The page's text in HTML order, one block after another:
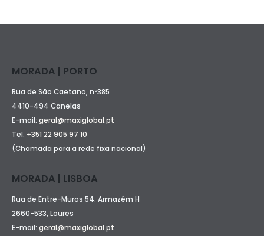
MORADA | PORTO
Rua de São Caetano, nº385
4410-494 Canelas
E-mail: geral@maxiglobal.pt
Tel: +351 22 905 97 10
(Chamada para a rede fixa nacional)
MORADA | LISBOA
Rua de Entre-Muros 54. Armazém H
2660-533, Loures
E-mail: geral@maxiglobal.pt